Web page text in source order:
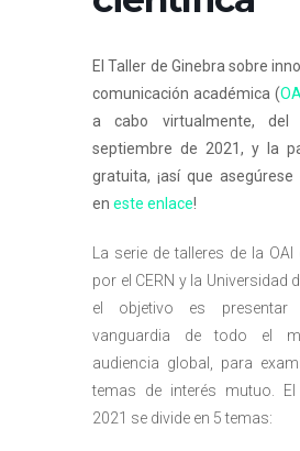
El Taller de Ginebra sobre
comunicación académica (
a cabo virtualmente,
septiembre de 2021, y la
gratuita, ¡así que
en este enlace!
La serie de talleres de la
por el CERN y la Universidad
el objetivo es presentar
vanguardia de todo el
audiencia global, para
temas de interés mutuo.
2021 se divide en 5 temas: